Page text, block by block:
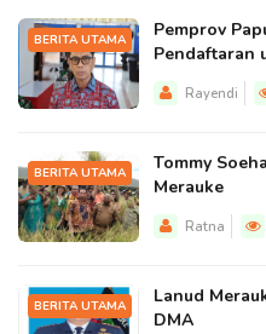
BERITA UTAMA
Pemprov
Pendaftaran
Rayendi
BERITA UTAMA
Tommy
Merauke
Ratna
BERITA UTAMA
Lanud
DMA